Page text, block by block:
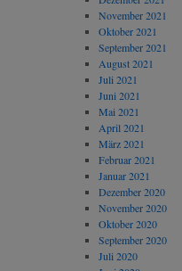
November 2021
Oktober 2021
September 2021
August 2021
Juli 2021
Juni 2021
Mai 2021
April 2021
März 2021
Februar 2021
Januar 2021
Dezember 2020
November 2020
Oktober 2020
September 2020
Juli 2020